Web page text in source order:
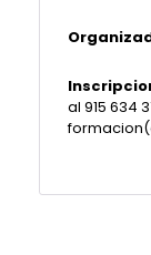
al 915 634